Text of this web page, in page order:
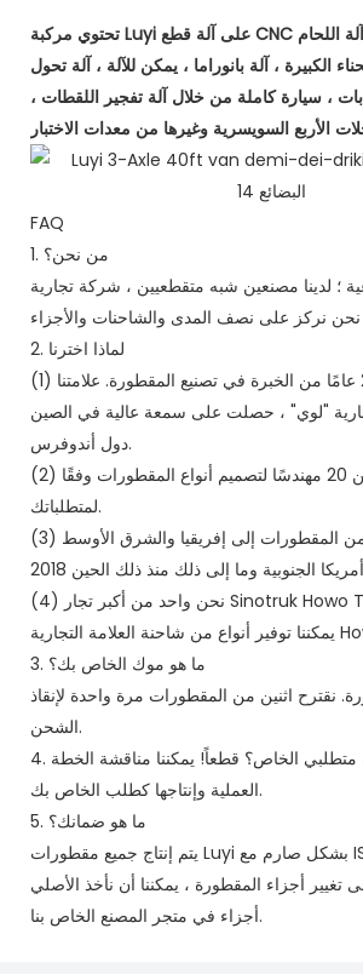
تحتوي مركبة Luyi على آلة قطع CNC من الدرجة الأولى ، وآلة اللحام
الكبيرة ، آلة بانوراما ، يمكن للآلة ، آلة تحول
، سيارة كاملة من خلال آلة تفجير اللقطات ،
FAQ
1. من نحن؟
؛ لدينا مصنعين شبه متقطعيين ، شركة تجارية
2. لماذا اخترنا
(1) لدينا أكثر من 20 عامًا من الخبرة في تصنيع المقطورة. علامتنا
"لوي" ، حصلت على سمعة عالية في الصين
دول أندوفرس.
(2) لدينا أكثر من 20 مهندسًا لتصميم أنواع المقطورات وفقًا
لمتطلباتك.
(3) قمنا بتصدير الآلاف من المقطورات إلى إفريقيا والشرق الأوسط
الجنوبية وما إلى ذلك منذ ذلك الحين 2018
(4) نحن واحد من أكبر تجار Sinotruk Howo Truck في الصين ،
3. ما هو موك الخاص بك؟
نقترح اثنين من المقطورات مرة واحدة لإنقاذ
الشحن.
4. هل يمكنك تلبية متطلبي الخاص؟ قطعاً! يمكننا مناقشة الخطة
العملية وإنتاجها كطلب الخاص بك.
5. ما هو ضمانك؟
يتم إنتاج جميع مقطورات Luyi بشكل صارم مع ISO Standard ، إذا
تغيير أجزاء المقطورة ، يمكننا أن نأخذ الأصلي
أجزاء في متجر المصنع الخاص بنا.